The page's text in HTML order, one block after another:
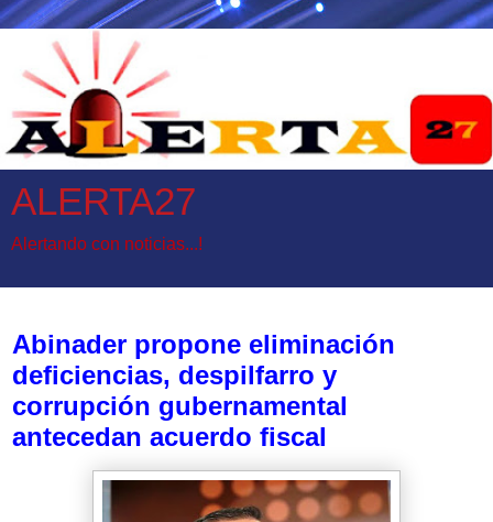
ALERTA27
Alertando con noticias...!
Abinader propone eliminación
deficiencias, despilfarro y
corrupción gubernamental
antecedan acuerdo fiscal